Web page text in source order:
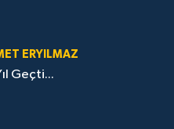
ERYILMAZ
Geçti...